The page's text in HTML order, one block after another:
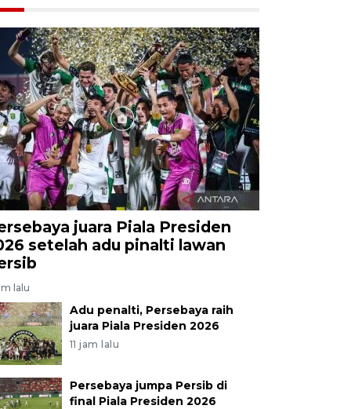
juara Piala Presiden
setelah adu pinalti lawan
lalu
Adu penalti, Persebaya raih
juara Piala Presiden 2026
11 jam lalu
Persebaya jumpa Persib di
final Piala Presiden 2026